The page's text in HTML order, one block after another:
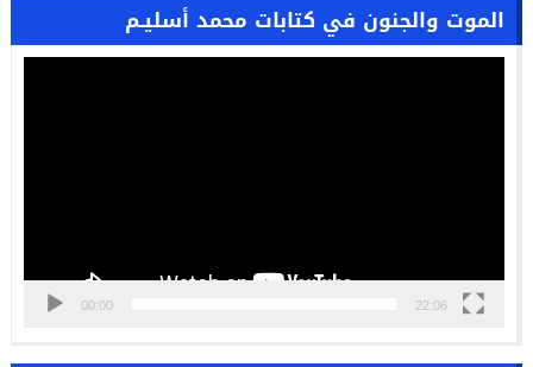
الموت والجنون في كتابات محمد أسليـم
مشغل
00:00 22:06